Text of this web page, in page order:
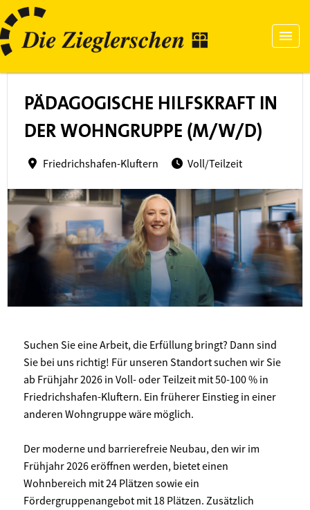
PÄDAGOGISCHE HILFSKRAFT IN
DER WOHNGRUPPE (M/W/D)
Friedrichshafen-Kluftern Voll/Teilzeit
Suchen Sie eine Arbeit, die Erfüllung bringt? Dann sind
Sie bei uns richtig! Für unseren Standort suchen wir Sie
ab Frühjahr 2026 in Voll- oder Teilzeit mit 50-100 % in
Friedrichshafen-Kluftern. Ein früherer Einstieg in einer
anderen Wohngruppe wäre möglich.
Der moderne und barrierefreie Neubau, den wir im
Frühjahr 2026 eröffnen werden, bietet einen
Wohnbereich mit 24 Plätzen sowie ein
Fördergruppenangebot mit 18 Plätzen. Zusätzlich